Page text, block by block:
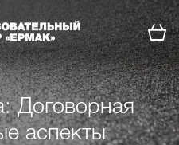
Договорная
аспекты